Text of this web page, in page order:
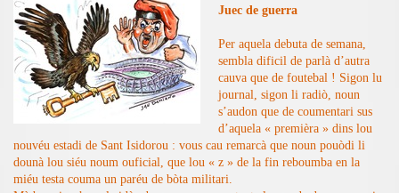
Juec de guerra
Per aquela debuta de semana,
sembla dificil de parlà d’autra
cauva que de foutebal ! Sigon lu
journal, sigon li radiò, noun
s’audon que de coumentari sus
d’aquela « premièra » dins lou
nouvéu estadi de Sant Isidorou : vous cau remarcà que noun pouòdi li
dounà lou siéu noum ouficial, que lou « z » de la fin reboumba en la
miéu testa couma un paréu de bòta militari.